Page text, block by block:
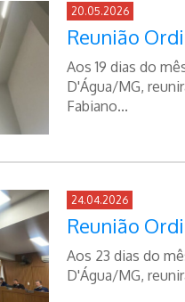
20.05.2026
Reunião
Aos 19 dias do
D'Água/MG,
Fabiano...
24.04.2026
Reunião
Aos 23 dias do
D'Água/MG,